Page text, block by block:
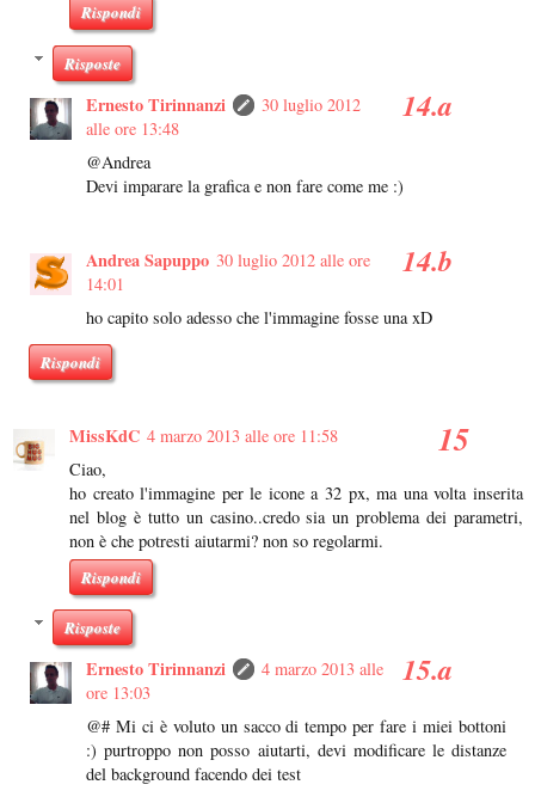
Rispondi
Risposte
Ernesto Tirinnanzi
30 luglio 2012
alle ore 13:48
@Andrea
Devi imparare la grafica e non fare come me :)
Andrea Sapuppo 30 luglio 2012 alle ore
14:01
ho capito solo adesso che l'immagine fosse una xD
Rispondi
MissKdC 4 marzo 2013 alle ore 11:58
Ciao,
ho creato l'immagine per le icone a 32 px, ma una volta inserita
nel blog è tutto un casino..credo sia un problema dei parametri,
non è che potresti aiutarmi? non so regolarmi.
Rispondi
Risposte
Ernesto Tirinnanzi
4 marzo 2013 alle
ore 13:03
@# Mi ci è voluto un sacco di tempo per fare i miei bottoni
:) purtroppo non posso aiutarti, devi modificare le distanze
del background facendo dei test